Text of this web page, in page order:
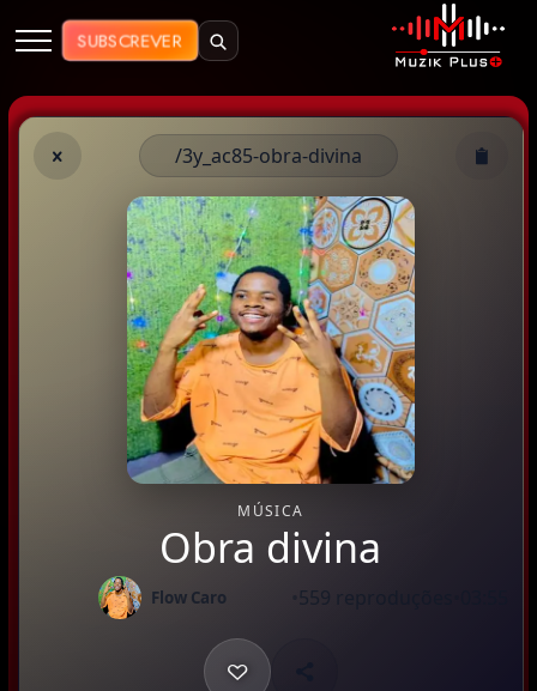
Muzik Plus AO - Streaming de
SUBSCREVER
/3y_ac85-obra-divina
MÚSICA
Obra divina
Flow Caro 559 reproduções